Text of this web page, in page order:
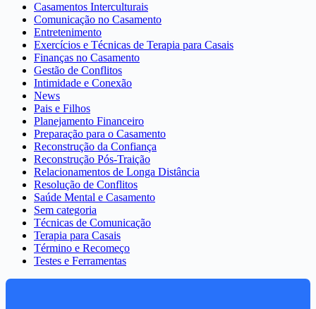
Casamentos Interculturais
Comunicação no Casamento
Entretenimento
Exercícios e Técnicas de Terapia para Casais
Finanças no Casamento
Gestão de Conflitos
Intimidade e Conexão
News
Pais e Filhos
Planejamento Financeiro
Preparação para o Casamento
Reconstrução da Confiança
Reconstrução Pós-Traição
Relacionamentos de Longa Distância
Resolução de Conflitos
Saúde Mental e Casamento
Sem categoria
Técnicas de Comunicação
Terapia para Casais
Término e Recomeço
Testes e Ferramentas